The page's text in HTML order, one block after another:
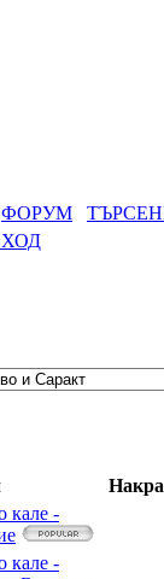
ФОРУМ
кале -
кале -